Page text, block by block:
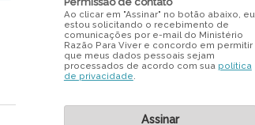
Ao clicar em "Assinar" no botão abaixo, eu
estou solicitando o recebimento de
comunicações por e-mail do Ministério
Razão Para Viver e concordo em permitir
que meus dados pessoais sejam
processados de acordo com sua política
de privacidade